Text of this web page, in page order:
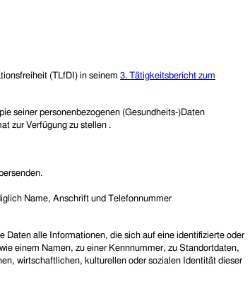
(TLfDI) in seinem 3. Tätigkeitsbericht zum
seiner personenbezogenen (Gesundheits-)Daten
zur Verfügung zu stellen .
Name, Anschrift und Telefonnummer
Daten alle Informationen, die sich auf eine identifizierte oder
einem Namen, zu einer Kennnummer, zu Standortdaten,
wirtschaftlichen, kulturellen oder sozialen Identität dieser